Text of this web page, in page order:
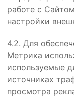
работе с
настройки
4.2. Для
Метрика
используемые
источниках
просмотра